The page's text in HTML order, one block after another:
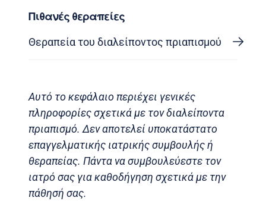
Πιθανές θεραπείες
Θεραπεία του διαλείποντος πριαπισμού
Αυτό το κεφάλαιο περιέχει γενικές
πληροφορίες σχετικά με τον διαλείποντα
πριαπισμό. Δεν αποτελεί υποκατάστατο
επαγγελματικής ιατρικής συμβουλής ή
θεραπείας. Πάντα να συμβουλεύεστε τον
ιατρό σας για καθοδήγηση σχετικά με την
πάθησή σας.